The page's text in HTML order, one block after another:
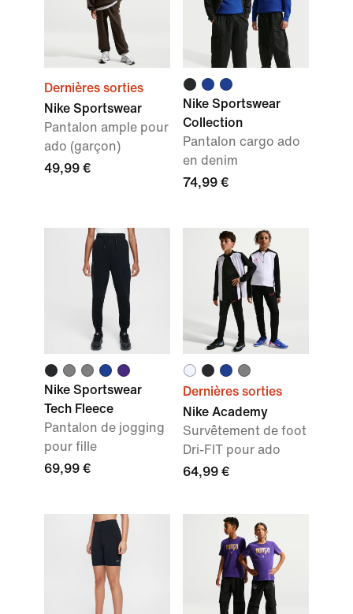
Dernières sorties
Nike Sportswear
Pantalon ample pour
ado (garçon)
49,99 €
Nike Sportswear
Collection
Pantalon cargo ado
en denim
74,99 €
Nike Sportswear
Tech Fleece
Pantalon de jogging
pour fille
69,99 €
Dernières sorties
Nike Academy
Survêtement de foot
Dri-FIT pour ado
64,99 €